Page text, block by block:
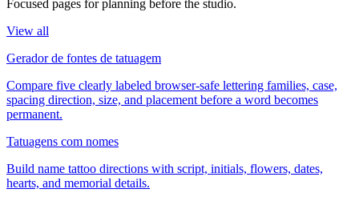
Focused pages for planning before the studio.
View all
Gerador de fontes de tatuagem
Compare five clearly labeled browser-safe lettering families, case,
spacing direction, size, and placement before a word becomes
permanent.
Tatuagens com nomes
Build name tattoo directions with script, initials, flowers, dates,
hearts, and memorial details.